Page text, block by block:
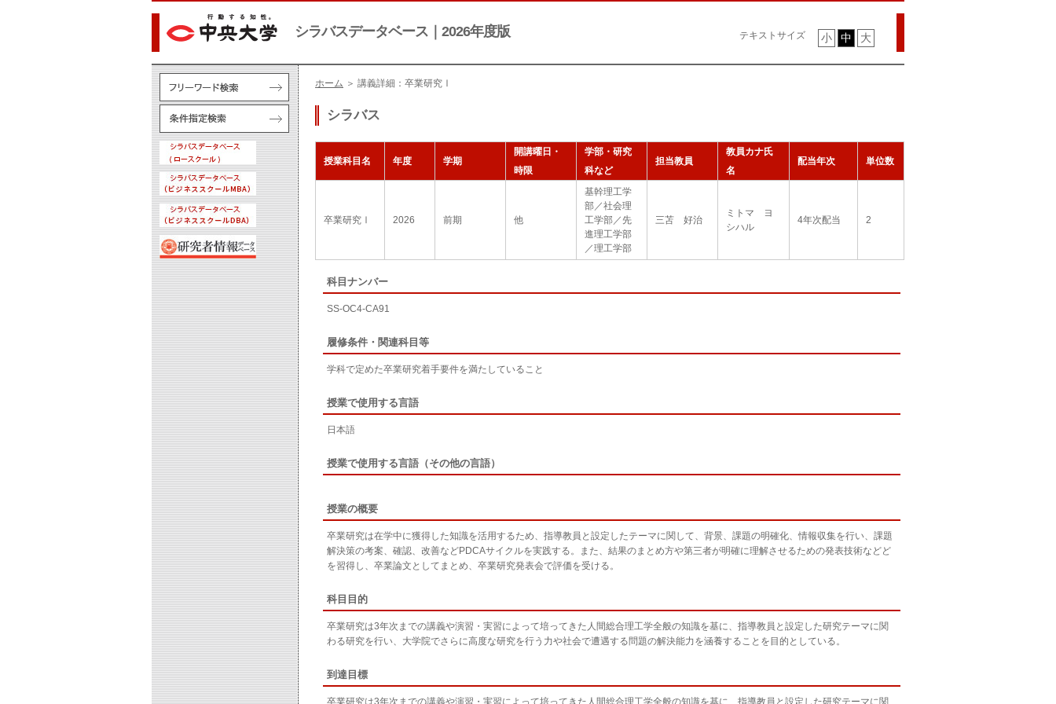
シラバスデータベース｜2026年度版 テキストサイズ 小 中 大
ホーム ＞ 講義詳細：卒業研究Ⅰ
シラバス
授業科目名 年度 学期
開講曜日・
時限
学部・研究
科など
担当教員
教員カナ氏
名
配当年次 単位数
卒業研究Ⅰ 2026 前期 他
基幹理工学
部／社会理
工学部／先
進理工学部
／理工学部
三苫 好治
ミトマ ヨ
シハル
4年次配当 2
科目ナンバー
SS-OC4-CA91
履修条件・関連科目等
学科で定めた卒業研究着手要件を満たしていること
授業で使用する言語
日本語
授業で使用する言語（その他の言語）
授業の概要
卒業研究は在学中に獲得した知識を活用するため、指導教員と設定したテーマに関して、背景、課題の明確化、情報収集を行い、課題
解決策の考案、確認、改善などPDCAサイクルを実践する。また、結果のまとめ方や第三者が明確に理解させるための発表技術などど
を習得し、卒業論文としてまとめ、卒業研究発表会で評価を受ける。
科目目的
卒業研究は3年次までの講義や演習・実習によって培ってきた人間総合理工学全般の知識を基に、指導教員と設定した研究テーマに関
わる研究を行い、大学院でさらに高度な研究を行う力や社会で遭遇する問題の解決能力を涵養することを目的としている。
到達目標
卒業研究は3年次までの講義や演習・実習によって培ってきた人間総合理工学全般の知識を基に、指導教員と設定した研究テーマに関